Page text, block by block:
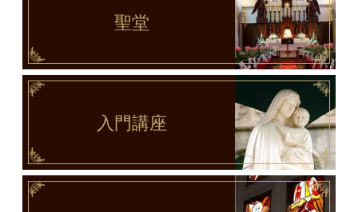
聖堂
入門講座